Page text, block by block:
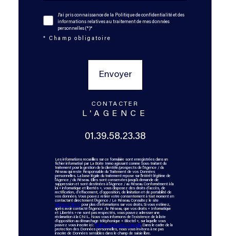
J'ai pris connaissance de la Politique de confidentialité et des
informations relatives au traitement de mes données
personnelles (*)*
* Champ obligatoire
Envoyer
CONTACTER
L'AGENCE
01.39.58.23.38
Les informations recueillies sur ce formulaire sont enregistrées dans un
fichier informatisé par La Boite Immo agissant comme Sous-traitant du
traitement pour la gestion de la clientèle/prospects de l'Agence / du
Réseau qui reste Responsable du Traitement de vos Données
personnelles. La base légale du traitement repose sur l'intérêt légitime de
l'Agence / du Réseau. Elles sont conservées jusqu'à demande de
suppression et sont destinées à l'Agence / au Réseau. Conformément à la
loi « informatique et libertés », vous disposez des droits d’accès, de
rectification, d’effacement, d’opposition, de limitation et de portabilité de
vos données. Vous pouvez retirer votre consentement à tout moment en
contactant directement l’Agence / Le Réseau. Consultez le site
https://cnil.fr/fr pour plus d’informations sur vos droits. Si vous estimez,
après avoir contacté l'Agence / le Réseau, que vos droits « Informatique
et Libertés » ne sont pas respectés, vous pouvez adresser une
réclamation à la CNIL. Nous vous informons de l’existence de la liste
d'opposition au démarchage téléphonique « Bloctel », sur laquelle vous
pouvez vous inscrire ici : https://www.bloctel.gouv.fr. Dans le cadre de la
protection des Données personnelles, nous vous invitons à ne pas
inscrire de Données sensibles dans le champ de saisie libre.